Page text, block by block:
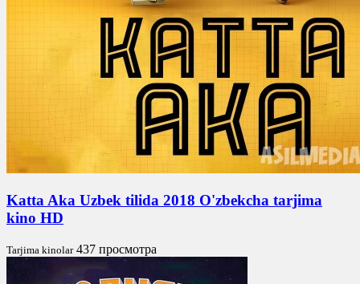
Katta Aka Uzbek tilida 2018 O'zbekcha tarjima
kino HD
Tarjima kinolar 437 просмотра